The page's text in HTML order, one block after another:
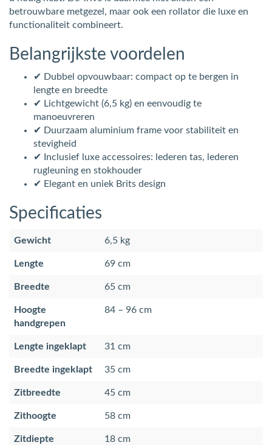
betrouwbare metgezel, maar ook een rollator die luxe en
functionaliteit combineert.
Belangrijkste voordelen
✔ Dubbel opvouwbaar: compact op te bergen in
lengte en breedte
✔ Lichtgewicht (6,5 kg) en eenvoudig te
manoeuvreren
✔ Duurzaam aluminium frame voor stabiliteit en
stevigheid
✔ Inclusief luxe accessoires: lederen tas, lederen
rugleuning en stokhouder
✔ Elegant en uniek Brits design
Specificaties
Gewicht 6,5 kg
Lengte 69 cm
Breedte 65 cm
Hoogte
handgrepen
84 – 96 cm
Lengte ingeklapt 31 cm
Breedte ingeklapt 35 cm
Zitbreedte 45 cm
Zithoogte 58 cm
Zitdiepte 18 cm